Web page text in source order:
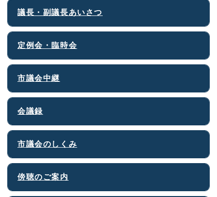
議長・副議長あいさつ
定例会・臨時会
市議会中継
会議録
市議会のしくみ
傍聴のご案内